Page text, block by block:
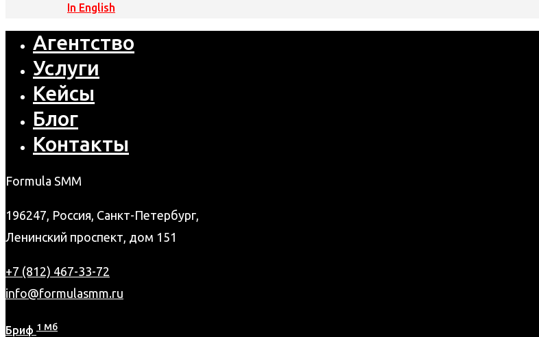
In English
Агентство
Услуги
Кейсы
Блог
Контакты
Formula SMM
196247, Россия, Санкт-Петербург,
Ленинский проспект, дом 151
+7 (812) 467-33-72
info@formulasmm.ru
Бриф 1 Мб